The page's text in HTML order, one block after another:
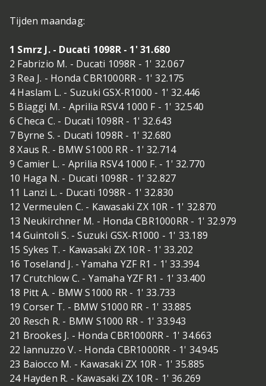
Tijden maandag:
1 Smrz J. - Ducati 1098R - 1' 31.680
2 Fabrizio M. - Ducati 1098R - 1' 32.067
3 Rea J. - Honda CBR1000RR - 1' 32.175
4 Haslam L. - Suzuki GSX-R1000 - 1' 32.446
5 Biaggi M. - Aprilia RSV4 1000 F - 1' 32.540
6 Checa C. - Ducati 1098R - 1' 32.643
7 Byrne S. - Ducati 1098R - 1' 32.680
8 Xaus R. - BMW S1000 RR - 1' 32.714
9 Camier L. - Aprilia RSV4 1000 F. - 1' 32.770
10 Haga N. - Ducati 1098R - 1' 32.827
11 Lanzi L. - Ducati 1098R - 1' 32.830
12 Vermeulen C. - Kawasaki ZX 10R - 1' 32.870
13 Neukirchner M. - Honda CBR1000RR - 1' 32.979
14 Guintoli S. - Suzuki GSX-R1000 - 1' 33.189
15 Sykes T. - Kawasaki ZX 10R - 1' 33.202
16 Toseland J. - Yamaha YZF R1 - 1' 33.394
17 Crutchlow C. - Yamaha YZF R1 - 1' 33.400
18 Pitt A. - BMW S1000 RR - 1' 33.733
19 Corser T. - BMW S1000 RR - 1' 33.885
20 Resch R. - BMW S1000 RR - 1' 33.943
21 Brookes J. - Honda CBR1000RR - 1' 34.663
22 Iannuzzo V. - Honda CBR1000RR - 1' 34.945
23 Baiocco M. - Kawasaki ZX 10R - 1' 35.885
24 Hayden R. - Kawasaki ZX 10R - 1' 36.269